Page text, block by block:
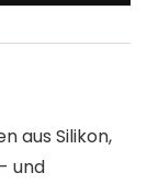
aus Silikon,
und